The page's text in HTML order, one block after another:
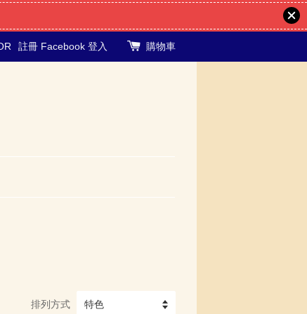
註冊 Facebook 登入 購物車
排列方式